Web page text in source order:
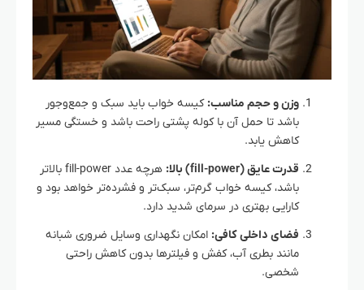
وزن و حجم مناسب: کیسه خواب باید سبک و جمع‌وجور
باشد تا حمل آن با کوله پشتی راحت باشد و خستگی مسیر
کاهش یابد.
قدرت عایق (fill-power) بالا:
هرچه عدد fill-power بالاتر
باشد، کیسه خواب گرم‌تر، سبک‌تر و فشرده‌تر خواهد بود و
کارایی بهتری در سرمای شدید دارد.
فضای داخلی کافی: امکان نگهداری وسایل ضروری شبانه
مانند بطری آب، کفش و فیلترها بدون کاهش راحتی
شخصی.